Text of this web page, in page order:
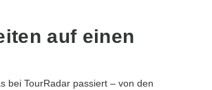
auf einen
bei TourRadar passiert – von den